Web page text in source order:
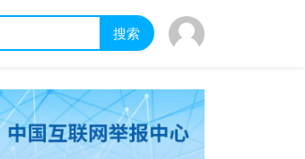
搜索